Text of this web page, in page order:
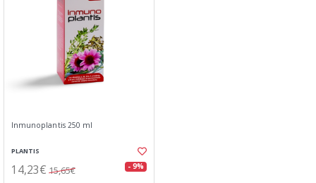
Inmunoplantis 250 ml
PLANTIS
14,23€ 15,65€ - 9%